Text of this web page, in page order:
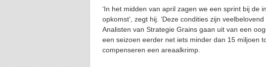
‘In het midden van april zagen we een sprint bij de
opkomst’, zegt hij. ‘Deze condities zijn
Analisten van Strategie Grains gaan uit van een
een seizoen eerder net iets minder dan 15 miljoen
compenseren een areaalkrimp.